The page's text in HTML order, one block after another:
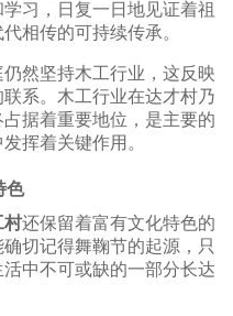
习，日复一日地见证着祖
相传的可持续传承。
然坚持木工行业，这反映
系。木工行业在达才村乃
据着重要地位，是主要的
挥着关键作用。
色
村还保留着富有文化特色的
切记得舞鞠节的起源，只
中不可或缺的一部分长达